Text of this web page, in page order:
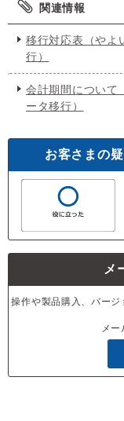
関連情報
移行対応表（やよ
行）
会計期間について
ータ移行）
お客さまの
メ
操作や製品購入、バー
メー